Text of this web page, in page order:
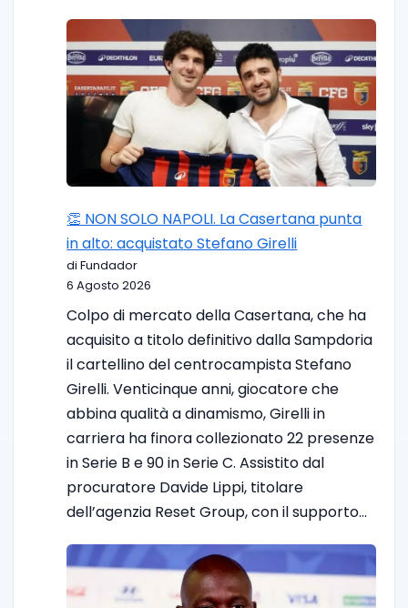
👏 NON SOLO NAPOLI. La Casertana punta
in alto: acquistato Stefano Girelli
di Fundador
6 Agosto 2026
Colpo di mercato della Casertana, che ha
acquisito a titolo definitivo dalla Sampdoria
il cartellino del centrocampista Stefano
Girelli. Venticinque anni, giocatore che
abbina qualità a dinamismo, Girelli in
carriera ha finora collezionato 22 presenze
in Serie B e 90 in Serie C. Assistito dal
procuratore Davide Lippi, titolare
dell’agenzia Reset Group, con il supporto…